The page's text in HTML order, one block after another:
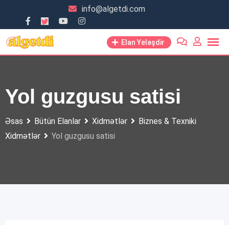
content
info@algetdi.com
Elan Yeləşdir
Yol guzgusu satisi
Əsas Bütün Elanlar Xidmətlər
Biznes & Texniki
Xidmətlər
Yol guzgusu satisi